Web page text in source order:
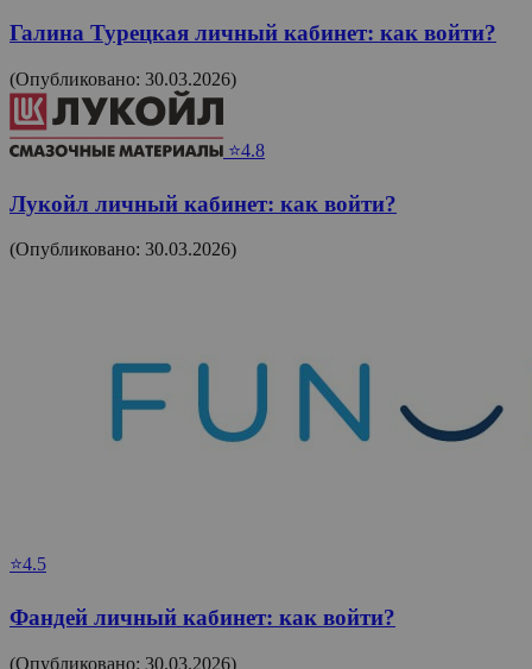
Галина Турецкая личный кабинет: как войти?
(Опубликовано: 30.03.2026)
⭐4.8
Лукойл личный кабинет: как войти?
(Опубликовано: 30.03.2026)
⭐4.5
Фандей личный кабинет: как войти?
(Опубликовано: 30.03.2026)